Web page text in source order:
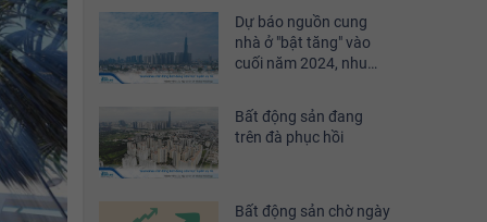
Dự báo nguồn cung
nhà ở "bật tăng" vào
cuối năm 2024, nhu
khoảng 30%
Bất động sản đang
trên đà phục hồi
Bất động sản chờ ngày